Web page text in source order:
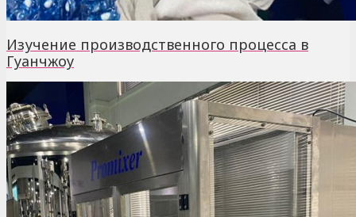
Изучение производственного процесса в
Гуанчжоу